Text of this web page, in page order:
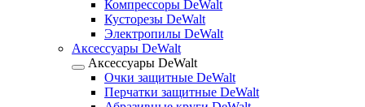
Компрессоры DeWalt
Кусторезы DeWalt
Электропилы DeWalt
Аксессуары DeWalt
Аксессуары DeWalt
Очки защитные DeWalt
Перчатки защитные DeWalt